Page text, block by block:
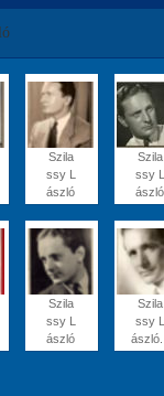
Szila
ssy L
ászló
Szila
ssy L
ászló
Szila
ssy L
ászló
Szila
ssy L